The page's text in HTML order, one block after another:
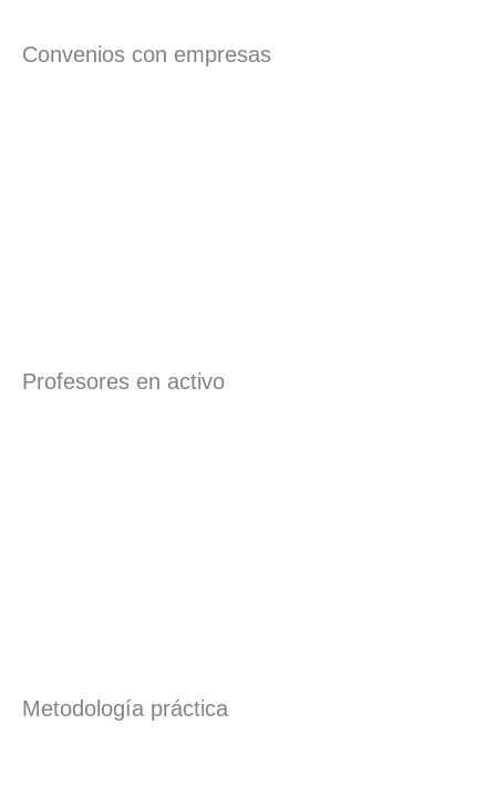
Convenios con empresas
Profesores en activo
Metodología práctica